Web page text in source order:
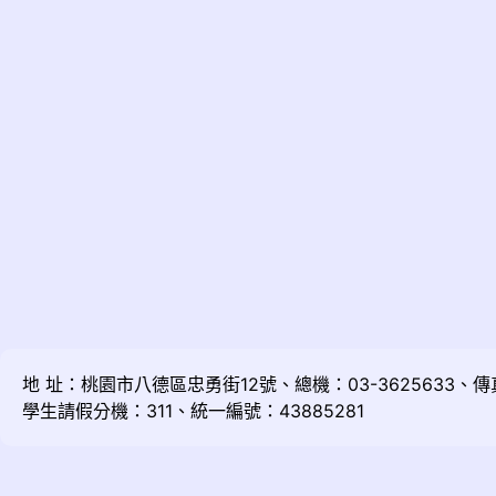
地 址：桃園市八德區忠勇街12號、總機：03-3625633、
學生請假分機：311、統一編號：43885281